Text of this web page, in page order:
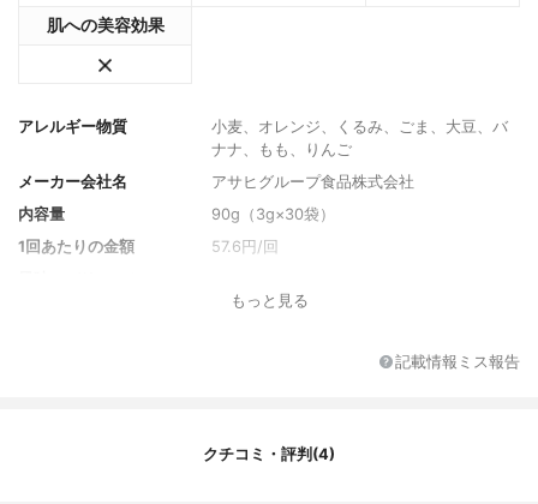
肌への美容効果
アレルギー物質
小麦、オレンジ、くるみ、ごま、大豆、バ
ナナ、もも、りんご
メーカー会社名
アサヒグループ食品株式会社
内容量
90g（3g×30袋）
1回あたりの金額
57.6円/回
末、りんご果汁粉末、ピーチ果汁粉末、パ
もっと見る
記載情報ミス報告
クチコミ・評判(4)